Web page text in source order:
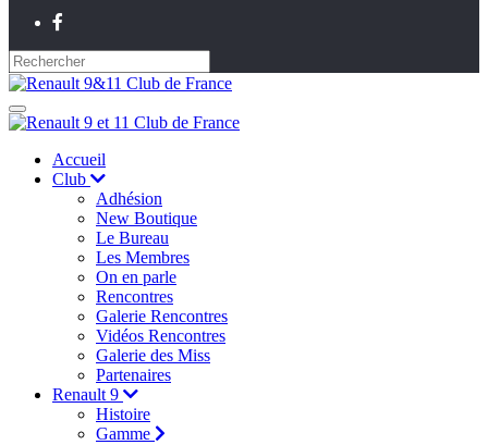
Accueil
Club
Adhésion
New Boutique
Le Bureau
Les Membres
On en parle
Rencontres
Galerie Rencontres
Vidéos Rencontres
Galerie des Miss
Partenaires
Renault 9
Histoire
Gamme